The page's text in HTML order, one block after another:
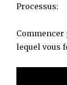
Processus:
Commencer
lequel vous